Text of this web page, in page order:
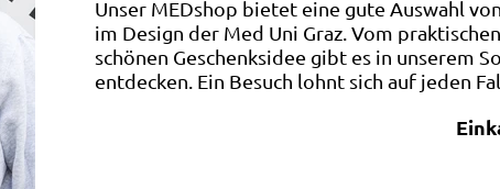
Unser MEDshop bietet eine gute Auswahl
im Design der Med Uni Graz. Vom
schönen Geschenksidee gibt es in unserem
entdecken. Ein Besuch lohnt sich auf jeden